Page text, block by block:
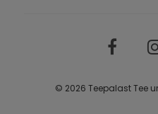
© 2026 Teepalast Tee